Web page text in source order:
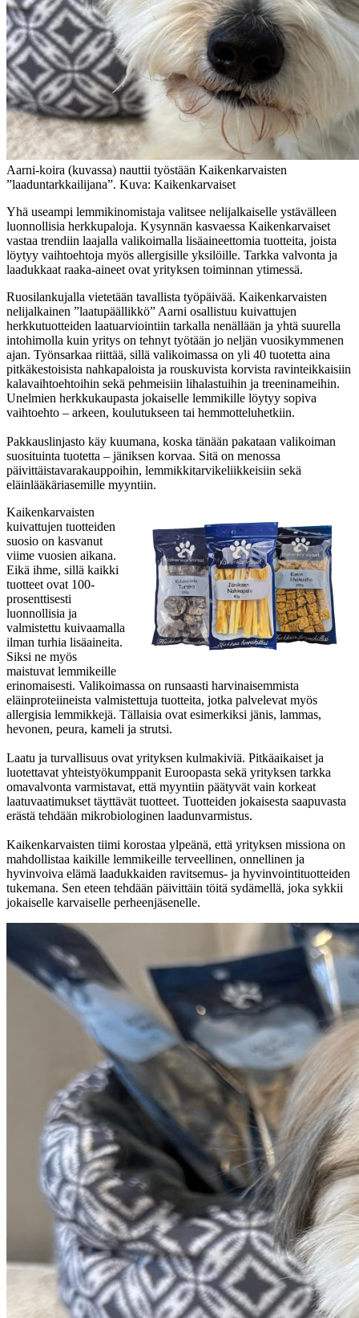
Aarni-koira (kuvassa) nauttii työstään Kaikenkarvaisten
”laaduntarkkailijana”. Kuva: Kaikenkarvaiset
Yhä useampi lemmikinomistaja valitsee nelijalkaiselle ystävälleen
luonnollisia herkkupaloja. Kysynnän kasvaessa Kaikenkarvaiset
vastaa trendiin laajalla valikoimalla lisäaineettomia tuotteita, joista
löytyy vaihtoehtoja myös allergisille yksilöille. Tarkka valvonta ja
laadukkaat raaka-aineet ovat yrityksen toiminnan ytimessä.
Ruosilankujalla vietetään tavallista työpäivää. Kaikenkarvaisten
nelijalkainen ”laatupäällikkö” Aarni osallistuu kuivattujen
herkkutuotteiden laatuarviointiin tarkalla nenällään ja yhtä suurella
intohimolla kuin yritys on tehnyt työtään jo neljän vuosikymmenen
ajan. Työnsarkaa riittää, sillä valikoimassa on yli 40 tuotetta aina
pitkäkestoisista nahkapaloista ja rouskuvista korvista ravinteikkaisiin
kalavaihtoehtoihin sekä pehmeisiin lihalastuihin ja treeninameihin.
Unelmien herkkukaupasta jokaiselle lemmikille löytyy sopiva
vaihtoehto – arkeen, koulutukseen tai hemmotteluhetkiin.
Pakkauslinjasto käy kuumana, koska tänään pakataan valikoiman
suosituinta tuotetta – jäniksen korvaa. Sitä on menossa
päivittäistavarakauppoihin, lemmikkitarvikeliikkeisiin sekä
eläinlääkäriasemille myyntiin.
Kaikenkarvaisten
kuivattujen tuotteiden
suosio on kasvanut
viime vuosien aikana.
Eikä ihme, sillä kaikki
tuotteet ovat 100-
prosenttisesti
luonnollisia ja
valmistettu kuivaamalla
ilman turhia lisäaineita.
Siksi ne myös
maistuvat lemmikeille
erinomaisesti. Valikoimassa on runsaasti harvinaisemmista
eläinproteiineista valmistettuja tuotteita, jotka palvelevat myös
allergisia lemmikkejä. Tällaisia ovat esimerkiksi jänis, lammas,
hevonen, peura, kameli ja strutsi.
Laatu ja turvallisuus ovat yrityksen kulmakiviä. Pitkäaikaiset ja
luotettavat yhteistyökumppanit Euroopasta sekä yrityksen tarkka
omavalvonta varmistavat, että myyntiin päätyvät vain korkeat
laatuvaatimukset täyttävät tuotteet. Tuotteiden jokaisesta saapuvasta
erästä tehdään mikrobiologinen laadunvarmistus.
Kaikenkarvaisten tiimi korostaa ylpeänä, että yrityksen missiona on
mahdollistaa kaikille lemmikeille terveellinen, onnellinen ja
hyvinvoiva elämä laadukkaiden ravitsemus- ja hyvinvointituotteiden
tukemana. Sen eteen tehdään päivittäin töitä sydämellä, joka sykkii
jokaiselle karvaiselle perheenjäsenelle.